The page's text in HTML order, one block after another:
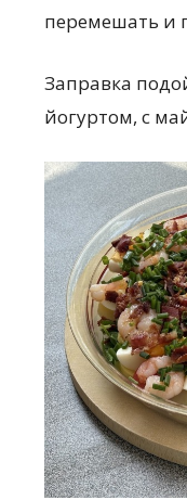
перемешать и
Заправка
йогуртом, с